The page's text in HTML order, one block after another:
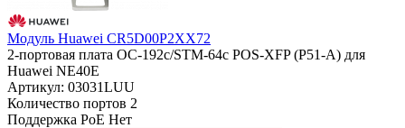
Модуль Huawei CR5D00P2XX72
2-портовая плата OC-192c/STM-64c POS-XFP (P51-A) для
Huawei NE40E
Артикул: 03031LUU
Количество портов 2
Поддержка PoE Нет